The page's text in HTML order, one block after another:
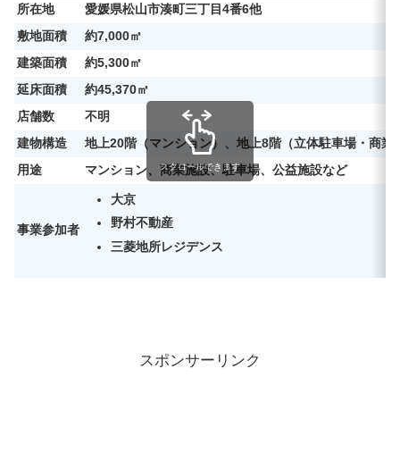
所在地
愛媛県松山市湊町三丁目4番6他
敷地面積
約7,000㎡
建築面積
約5,300㎡
延床面積
約45,370㎡
店舗数
不明
建物構造
地上20階（マンション）、地上8階（立体駐車場・商業
用途
マンション、商業施設、駐車場、公益施設など
事業参加者
大京
野村不動産
三菱地所レジデンス
スクロールできます
スポンサーリンク